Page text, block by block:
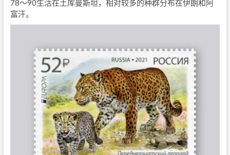
78～90生活在土库曼斯坦，相对较多的种群分布在伊朗和阿
富汗。